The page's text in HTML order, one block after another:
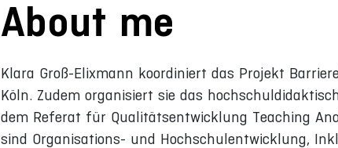
About me
Klara Groß-Elixmann koordiniert das Projekt
Köln. Zudem organisiert sie das
dem Referat für Qualitätsentwicklung Teaching
sind Organisations- und Hochschulentwicklung,